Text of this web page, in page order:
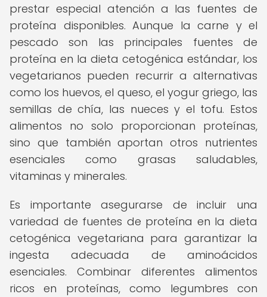
prestar especial atención a las fuentes de
proteína disponibles. Aunque la carne y el
pescado son las principales fuentes de
proteína en la dieta cetogénica estándar, los
vegetarianos pueden recurrir a alternativas
como los huevos, el queso, el yogur griego, las
semillas de chía, las nueces y el tofu. Estos
alimentos no solo proporcionan proteínas,
sino que también aportan otros nutrientes
esenciales como grasas saludables,
vitaminas y minerales.
Es importante asegurarse de incluir una
variedad de fuentes de proteína en la dieta
cetogénica vegetariana para garantizar la
ingesta adecuada de aminoácidos
esenciales. Combinar diferentes alimentos
ricos en proteínas, como legumbres con